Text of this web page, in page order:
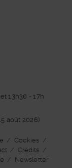
13h30 - 17h
août 2026)
/ Cookies /
/ Crédits /
/ Newsletter